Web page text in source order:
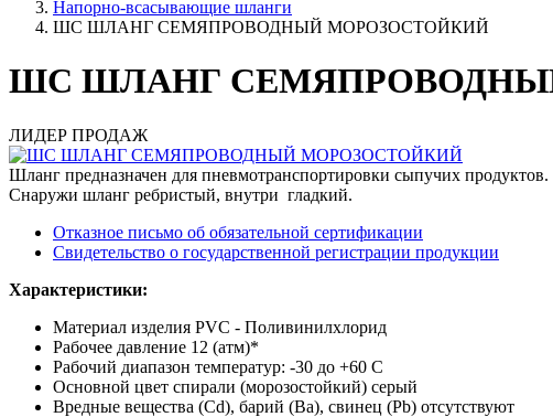
Напорно-всасывающие шланги
ШС ШЛАНГ СЕМЯПРОВОДНЫЙ МОРОЗОСТОЙКИЙ
ШС ШЛАНГ
ЛИДЕР ПРОДАЖ
Шланг предназначен для пневмотранспортировки сыпучих продуктов.
Снаружи шланг ребристый, внутри гладкий.
Отказное письмо об обязательной сертификации
Свидетельство о государственной регистрации продукции
Характеристики:
Материал изделия PVC - Поливинилхлорид
Рабочее давление 12 (атм)*
Рабочий диапазон температур: -30 до +60 С
Основной цвет спирали (морозостойкий) серый
Вредные вещества (Cd), барий (Ba), свинец (Pb) отсутствуют